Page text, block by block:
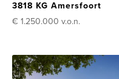
3818 KG Amersfoort
€ 1.250.000 v.o.n.